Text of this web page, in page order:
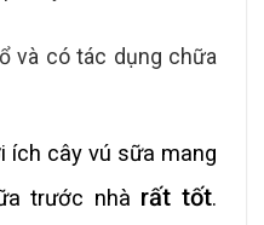
và có tác dụng chữa
ích cây vú sữa mang
trước nhà rất tốt.